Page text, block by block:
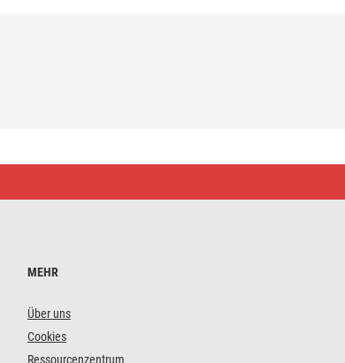
MEHR
Über uns
Cookies
Ressourcenzentrum